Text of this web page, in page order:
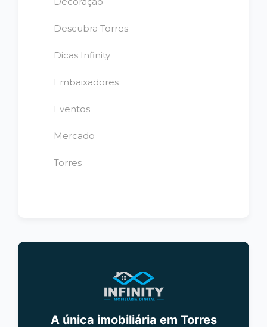
Descubra Torres
Dicas Infinity
Embaixadores
Eventos
Mercado
Torres
A única imobiliária em Torres